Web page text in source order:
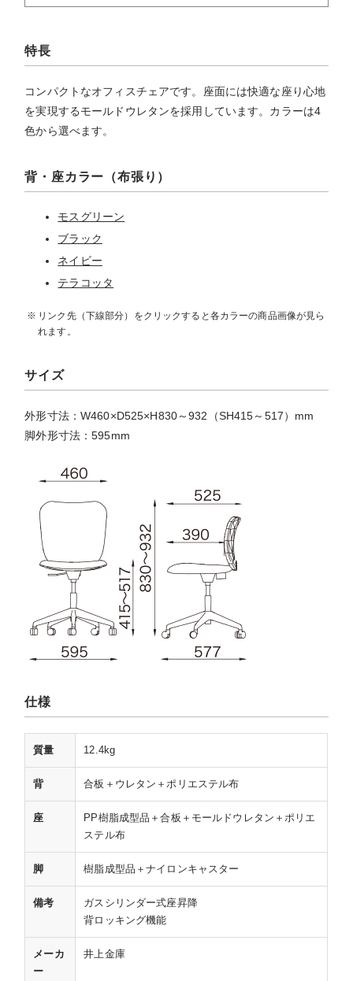
特長
コンパクトなオフィスチェアです。座面には快適な座り心地
を実現するモールドウレタンを採用しています。カラーは4
色から選べます。
背・座カラー（布張り）
モスグリーン
ブラック
ネイビー
テラコッタ
リンク先（下線部分）をクリックすると各カラーの商品画像が見ら
れます。
サイズ
外形寸法：W460×D525×H830～932（SH415～517）mm
脚外形寸法：595mm
仕様
質量 12.4kg
背 合板＋ウレタン＋ポリエステル布
座
PP樹脂成型品＋合板＋モールドウレタン＋ポリエ
ステル布
脚 樹脂成型品＋ナイロンキャスター
備考
ガスシリンダー式座昇降
背ロッキング機能
メーカ
ー
井上金庫